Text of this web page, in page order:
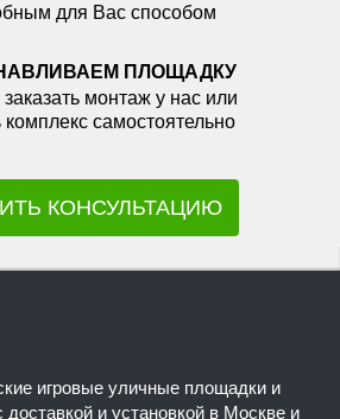
для Вас способом
ПЛОЩАДКУ
монтаж у нас или
комплекс самостоятельно
КОНСУЛЬТАЦИЮ
игровые уличные площадки и
и установкой в Москве и